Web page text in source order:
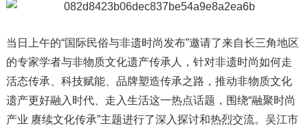
当日上午的“国际民俗与非遗时尚发布”邀请了来自长三角地区
的专家学者与非物质文化遗产传承人，针对非遗时尚如何走
活态传承、科技赋能、品牌塑造传承之路，推动非物质文化
遗产更好融入时代、走入生活这一热点话题，围绕“融聚时尚
产业 赓续文化传承”主题进行了深入探讨和热烈交流。吴江市